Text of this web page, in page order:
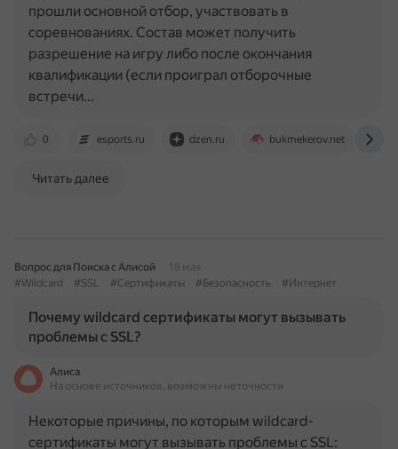
0 esports.ru dzen.ru bukmekerov.net
прошли основной отбор, участвовать в
соревнованиях. Состав может получить
разрешение на игру либо после окончания
квалификации (если проиграл отборочные
встречи…
Читать далее
Вопрос для Поиска с Алисой
18 мая
#Wildcard
#SSL #Сертификаты #Безопасность #Интернет
Почему wildcard сертификаты могут вызывать
проблемы с SSL?
Алиса
На основе источников, возможны неточности
Некоторые причины, по которым wildcard-
сертификаты могут вызывать проблемы с SSL: